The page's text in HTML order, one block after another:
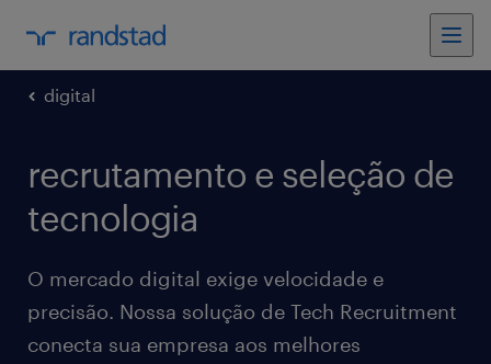
digital
recrutamento e seleção de
tecnologia
O mercado digital exige velocidade e
precisão. Nossa solução de Tech Recruitment
conecta sua empresa aos melhores